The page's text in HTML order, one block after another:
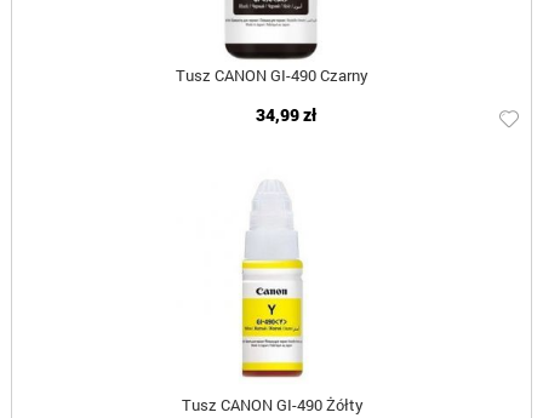
Tusz CANON GI-490 Czarny
34,99 zł
Tusz CANON GI-490 Żółty